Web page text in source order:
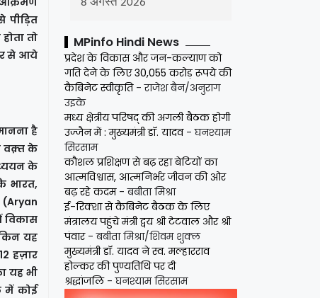
पीड़ित
तो
से आये
है
वक़्त के
के
भारत,
विकास
यह
हज़ार
यह भी
में कोई
MPinfo Hindi News
प्रदेश के विकास और जन-कल्याण को
गति देने के लिए 30,055 करोड़ रूपये की
कैबिनेट स्वीकृति- राजेश बैन/अनुराग
उइके
मध्य क्षेत्रीय परिषद् की अगली बैठक होगी
उज्जैन में : मुख्यमंत्री डॉ. यादव- घनश्याम
सिरसाम
कौशल प्रशिक्षण से बढ़ रहा बेटियों का
आत्मविश्वास, आत्मनिर्भर जीवन की ओर
बढ़ रहे कदम- बबीता मिश्रा
ई-रिक्शा से कैबिनेट बैठक के लिए
मंत्रालय पहुंचे मंत्री द्वय श्री टेटवाल और श्री
पंवार- बबीता मिश्रा/शिवम शुक्ल
मुख्यमंत्री डॉ. यादव ने स्व. मल्हारराव
होल्कर की पुण्यतिथि पर दी
श्रद्धांजलि- घनश्याम सिरसाम